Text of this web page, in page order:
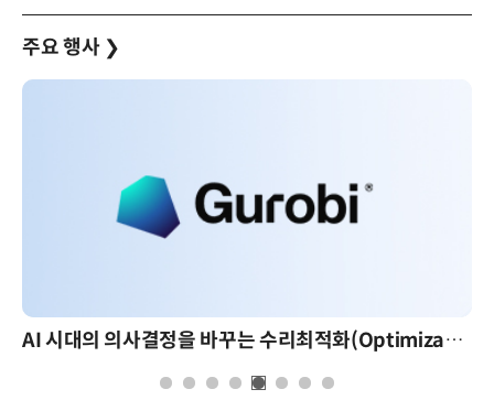
주요 행사 ❯
AI 시대의 의사결정을 바꾸는 수리최적화(Optimization): 실제 산업 적용 사례와 활용 전략